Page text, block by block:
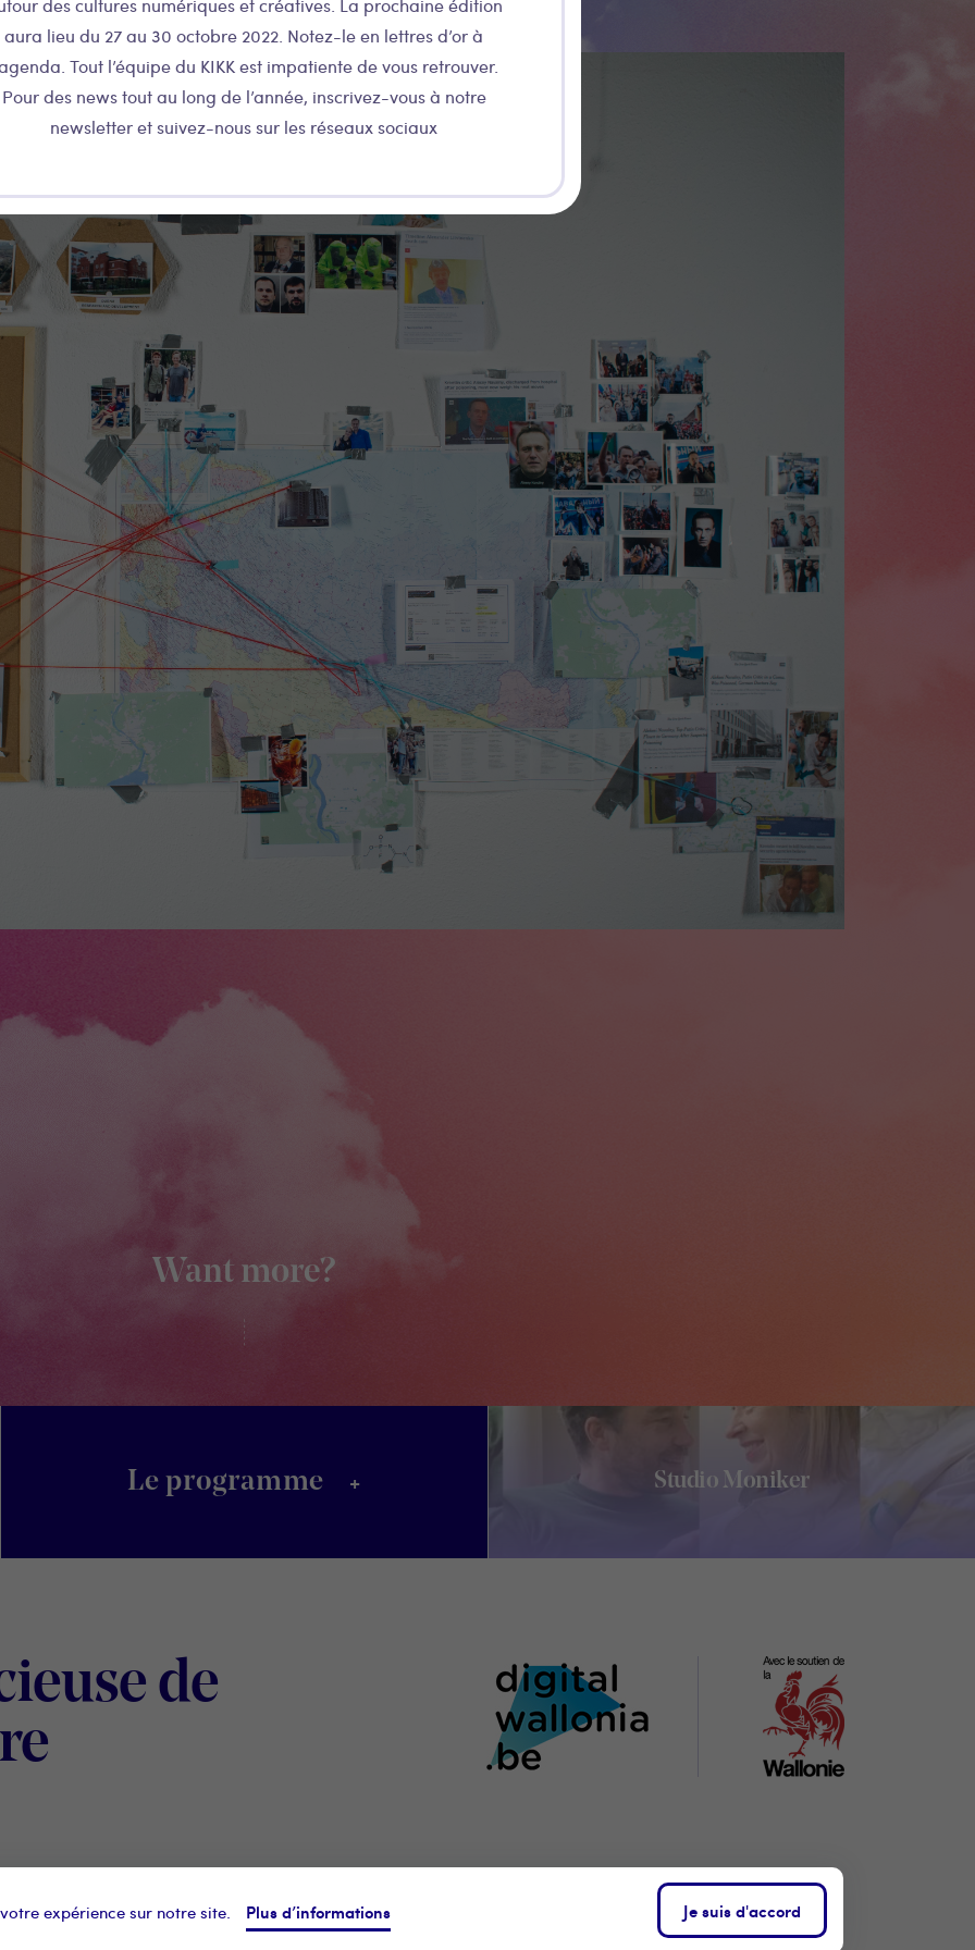
des cultures numériques et créatives. La prochaine édition
aura lieu du 27 au 30 octobre 2022. Notez-le en lettres d’or à
Tout l’équipe du KIKK est impatiente de vous retrouver.
Pour des news tout au long de l’année, inscrivez-vous à notre
newsletter et suivez-nous sur les réseaux sociaux
Want more?
Le programme + Studio Moniker
de
expérience sur notre site. Plus d’informations Je suis d'accord